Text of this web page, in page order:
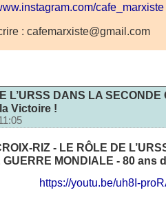
cafe_marxiste
: cafemarxiste@gmail.com
L’URSS DANS LA
Victoire !
RIZ - LE RÔLE DE
GUERRE MONDIALE - 80 ans
https://youtu.be/uh8I-